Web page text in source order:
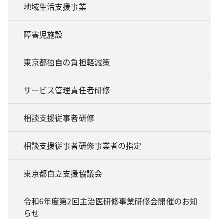
地域生活支援事業
障害児施設
東京都独自の負担軽減策
サービス管理責任者研修
相談支援従事者研修
相談支援従事者研修事業者の指定
東京都自立支援協議会
令和6年度第2回主治医研修事業研修会開催のお知
らせ